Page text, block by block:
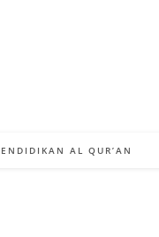
AL QUR’AN